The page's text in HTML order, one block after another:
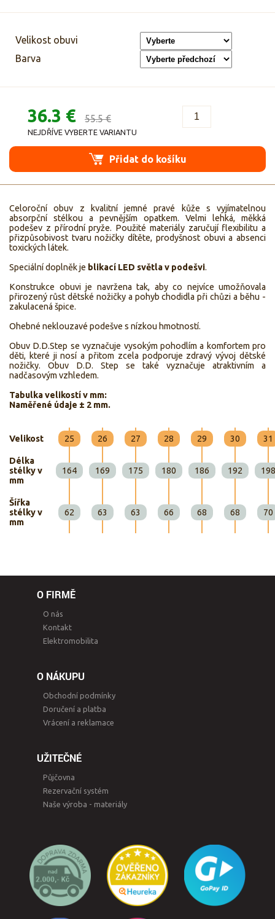
Velikost obuvi
Barva
36.3 € 55.5 €
NEJDŘÍVE VYBERTE VARIANTU
Přidat do košíku
Celoroční obuv z kvalitní jemné pravé kůže s vyjímatelnou
absorpční stélkou a pevnějším opatkem. Velmi lehká, měkká
podešev z přírodní pryže. Použité materiály zaručují flexibilitu a
přizpůsobivost tvaru nožičky dítěte, prodyšnost obuvi a absenci
toxických látek.
Speciální doplněk je blikací LED světla v podešvi.
Konstrukce obuvi je navržena tak, aby co nejvíce umožňovala
přirozený růst dětské nožičky a pohyb chodidla při chůzi a běhu -
zakulacená špice.
Ohebné neklouzavé podešve s nízkou hmotností.
Obuv D.D.Step se vyznačuje vysokým pohodlím a komfortem pro
děti, které ji nosí a přitom zcela podporuje zdravý vývoj dětské
nožičky. Obuv D.D. Step se také vyznačuje atraktivním a
nadčasovým vzhledem.
Tabulka velikostí v mm:
Naměřené údaje ± 2 mm.
Velikost 25 26 27 28 29 30 31
Délka
stélky v
mm
164 169 175 180 186 192 198
Šířka
stélky v
mm
62 63 63 66 68 68 70
O FIRMĚ
O nás
Kontakt
Elektromobilita
O NÁKUPU
Obchodní podmínky
Doručení a platba
Vrácení a reklamace
UŽITEČNÉ
Půjčovna
Rezervační systém
Naše výroba - materiály